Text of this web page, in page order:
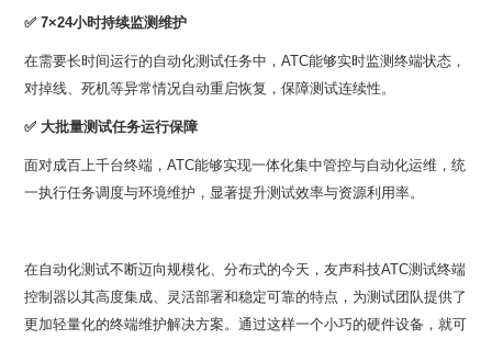
✅ 7×24小时持续监测维护
对掉线、死机等异常情况自动重启恢复，保障测试连续性。
✅ 大批量测试任务运行保障
一执行任务调度与环境维护，显著提升测试效率与资源利用率。